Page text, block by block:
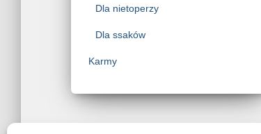
Dla nietoperzy
Dla ssaków
Karmy